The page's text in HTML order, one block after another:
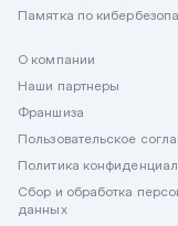
Памятка по
О компании
Наши партнеры
Франшиза
Пользовательское
Политика
Сбор и обработка
данных